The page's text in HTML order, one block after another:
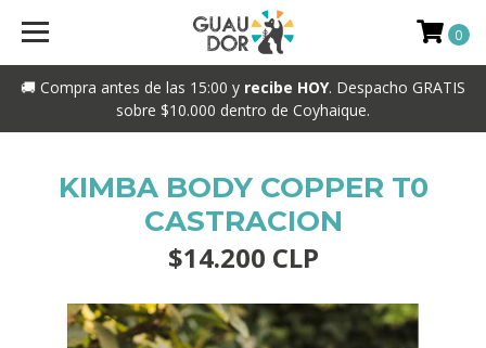
🚚 Compra antes de las 15:00 y recibe HOY. Despacho GRATIS
sobre $10.000 dentro de Coyhaique.
0
KIMBA BODY COPPER T0
CASTRACION
$14.200 CLP